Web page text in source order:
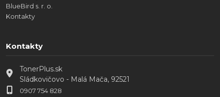
BlueBird s. r. o.
Kontakty
Kontakty
TonerPlus.sk
Sládkovičovo - Malá Mača, 92521
0907 754 828